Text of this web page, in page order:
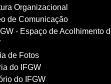
Organizacional
de Comunicação
- Espaço de Acolhimento
de Fotos
do IFGW
do IFGW